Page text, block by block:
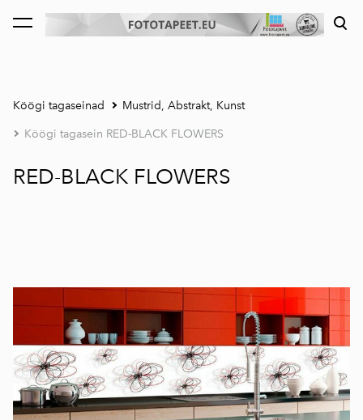
lisati ostukorvi. Vaata ostukorvi
Köögi tagaseinad Mustrid, Abstrakt, Kunst
Köögi tagasein RED-BLACK FLOWERS
RED-BLACK FLOWERS